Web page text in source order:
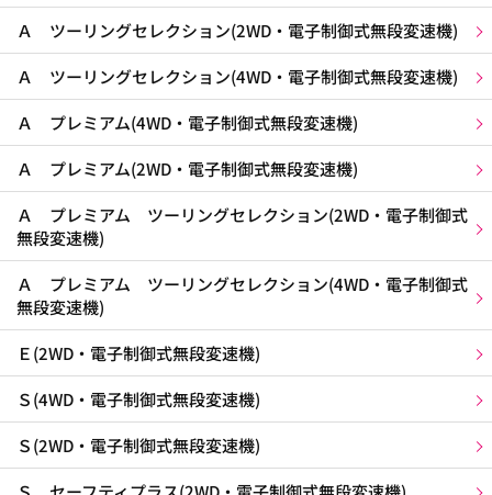
Ａ ツーリングセレクション(2WD・電子制御式無段変速機)
Ａ ツーリングセレクション(4WD・電子制御式無段変速機)
Ａ プレミアム(4WD・電子制御式無段変速機)
Ａ プレミアム(2WD・電子制御式無段変速機)
Ａ プレミアム ツーリングセレクション(2WD・電子制御式
無段変速機)
Ａ プレミアム ツーリングセレクション(4WD・電子制御式
無段変速機)
Ｅ(2WD・電子制御式無段変速機)
Ｓ(4WD・電子制御式無段変速機)
Ｓ(2WD・電子制御式無段変速機)